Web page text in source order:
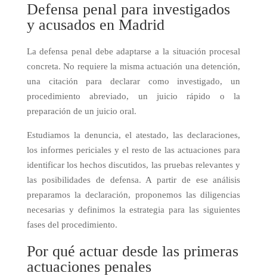
Defensa penal para investigados
y acusados en Madrid
La defensa penal debe adaptarse a la situación procesal
concreta. No requiere la misma actuación una detención,
una citación para declarar como investigado, un
procedimiento abreviado, un juicio rápido o la
preparación de un juicio oral.
Estudiamos la denuncia, el atestado, las declaraciones,
los informes periciales y el resto de las actuaciones para
identificar los hechos discutidos, las pruebas relevantes y
las posibilidades de defensa. A partir de ese análisis
preparamos la declaración, proponemos las diligencias
necesarias y definimos la estrategia para las siguientes
fases del procedimiento.
Por qué actuar desde las primeras
actuaciones penales